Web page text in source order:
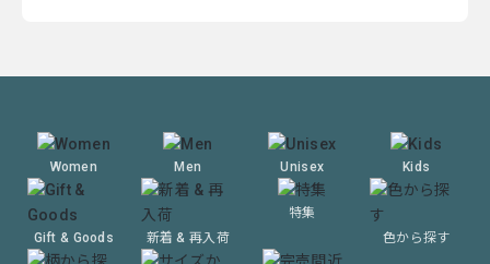
Women Men Unisex Kids
Gift & Goods 新着 & 再入荷
特集
色から探す